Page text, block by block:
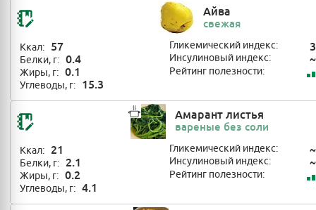
Айва
свежая
Ккал: 57
Белки, г: 0.4
Жиры, г: 0.1
Углеводы, г: 15.3
Гликемический индекс:
Инсулиновый индекс: ~
Рейтинг полезности:
Амарант листья
вареные без соли
Ккал: 21
Белки, г: 2.1
Жиры, г: 0.2
Углеводы, г: 4.1
Гликемический индекс: ~
Инсулиновый индекс: ~
Рейтинг полезности: